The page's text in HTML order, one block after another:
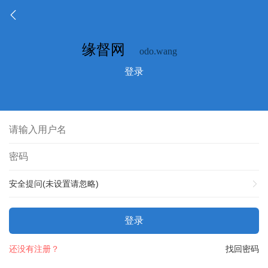
登录
安全提问(未设置请忽略)
登录
找回密码
还没有注册？